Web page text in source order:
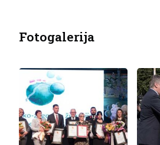
Fotogalerija